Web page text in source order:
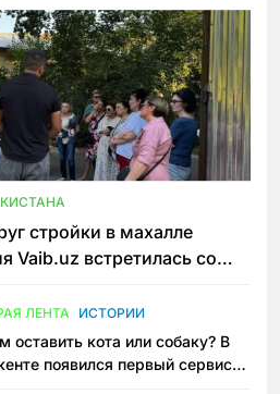
стройки в махалле
Vaib.uz встретилась со
ЛЕНТА ИСТОРИИ
оставить кота или собаку? В
появился первый сервис